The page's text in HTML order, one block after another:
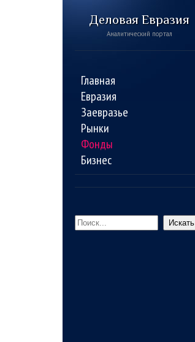
Деловая Евразия
Аналитический портал
Главная
Евразия
Заевразье
Рынки
Фонды
Бизнес
Искать